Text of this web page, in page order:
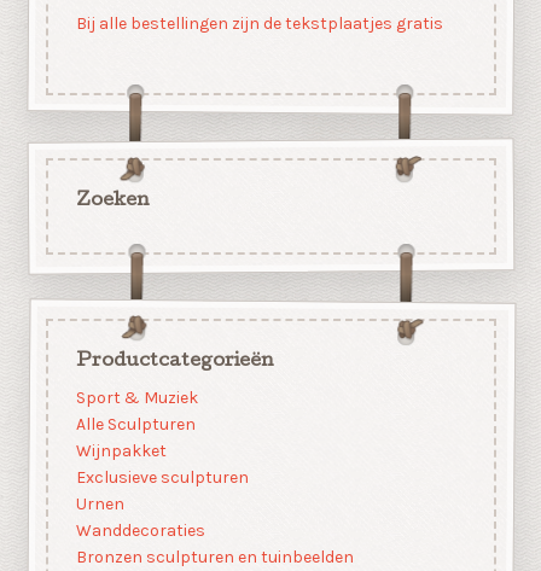
Bij alle bestellingen zijn de tekstplaatjes gratis
Zoeken
Productcategorieën
Sport & Muziek
Alle Sculpturen
Wijnpakket
Exclusieve sculpturen
Urnen
Wanddecoraties
Bronzen sculpturen en tuinbeelden